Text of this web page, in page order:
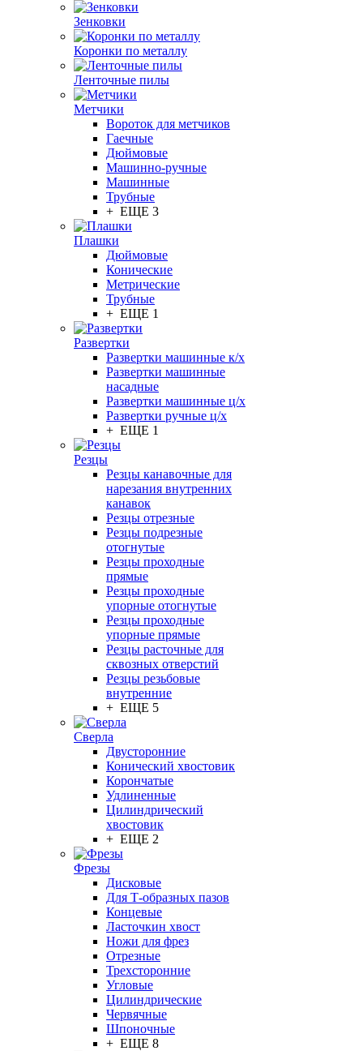
Зенковки
Коронки по металлу
Ленточные пилы
Метчики
Вороток для метчиков
Гаечные
Дюймовые
Машинно-ручные
Машинные
Трубные
+ ЕЩЕ 3
Плашки
Дюймовые
Конические
Метрические
Трубные
+ ЕЩЕ 1
Развертки
Развертки машинные к/х
Развертки машинные
насадные
Развертки машинные ц/х
Развертки ручные ц/х
+ ЕЩЕ 1
Резцы
Резцы канавочные для
нарезания внутренних
канавок
Резцы отрезные
Резцы подрезные
отогнутые
Резцы проходные
прямые
Резцы проходные
упорные отогнутые
Резцы проходные
упорные прямые
Резцы расточные для
сквозных отверстий
Резцы резьбовые
внутренние
+ ЕЩЕ 5
Сверла
Двусторонние
Конический хвостовик
Корончатые
Удлиненные
Цилиндрический
хвостовик
+ ЕЩЕ 2
Фрезы
Дисковые
Для Т-образных пазов
Концевые
Ласточкин хвост
Ножи для фрез
Отрезные
Трехсторонние
Угловые
Цилиндрические
Червячные
Шпоночные
+ ЕЩЕ 8